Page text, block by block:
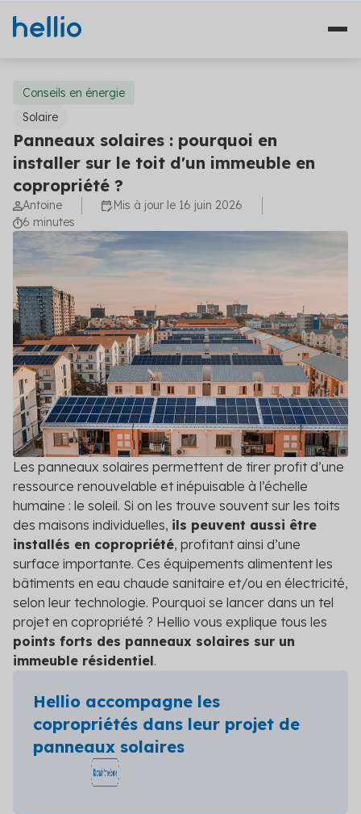
Nos solutions
Études
Travaux
Financement
Plateformes
Fourniture d'énergie
Solutions diagnostics (4)
DPE/PPT
Le DPE et PPT sont obligatoires : mettez vos
copropriétés en conformité
Amélioration DPE
Quittez le statut de passoire thermique et évitez
l’interdiction de location
Audit énergétique
Réalisez votre audit et définissez les meilleurs
scénarios de travaux
Diagnostic technique global
Assurez la pérennité de votre copropriété avec un
diagnostic complet et adapté
Voir toutes les solutions
Qui sommes-nous ?
Témoignages
Ressources
Blog
Contact
Conseils en énergie
Panneaux solaires : pourquoi en
installer sur le toit d'un immeuble en
copropriété ?
Solaire
Antoine
Mis à jour le 16 juin 2026
6 minutes
Les panneaux solaires permettent de tirer profit d’une
ressource renouvelable et inépuisable à l’échelle
humaine : le soleil. Si on les trouve souvent sur les toits
des maisons individuelles, ils peuvent aussi être
installés en copropriété, profitant ainsi d’une
surface importante. Ces équipements alimentent les
bâtiments en eau chaude sanitaire et/ou en électricité,
selon leur technologie. Pourquoi se lancer dans un tel
projet en copropriété ? Hellio vous explique tous les
points forts des panneaux solaires sur un
immeuble résidentiel.
Hellio accompagne les
copropriétés dans leur projet de
panneaux solaires